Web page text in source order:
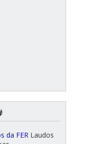
da FER Laudos